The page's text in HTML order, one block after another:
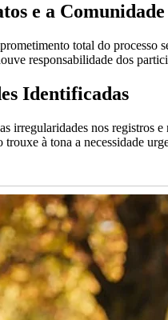
e a
total do processo
responsabilidade dos
Identificadas
irregularidades nos registros
trouxe à tona a necessidade